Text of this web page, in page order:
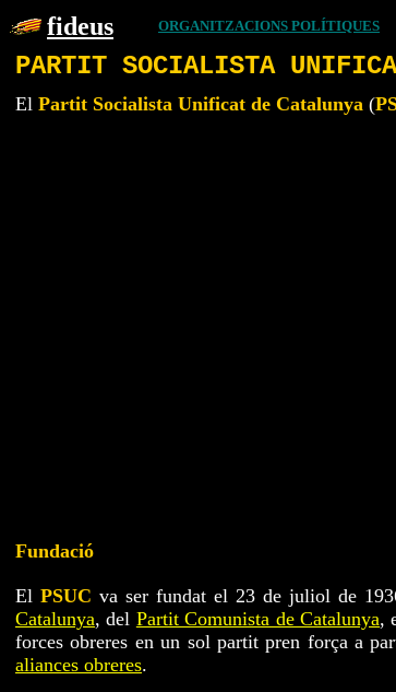
fideus ORGANITZACIONS POLÍTIQUES
PARTIT SOCIALISTA
El Partit Socialista Unificat de Catalunya (
Fundació
El PSUC va ser fundat el 23 de juliol de
Catalunya, del Partit Comunista de Catalunya,
forces obreres en un sol partit pren força a
aliances obreres.